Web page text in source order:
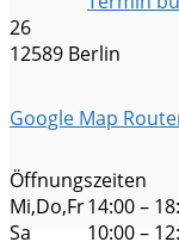
26
12589 Berlin
Google Map
Öffnungszeiten
Mi,Do,Fr
Sa
14:00 –
10:00 –